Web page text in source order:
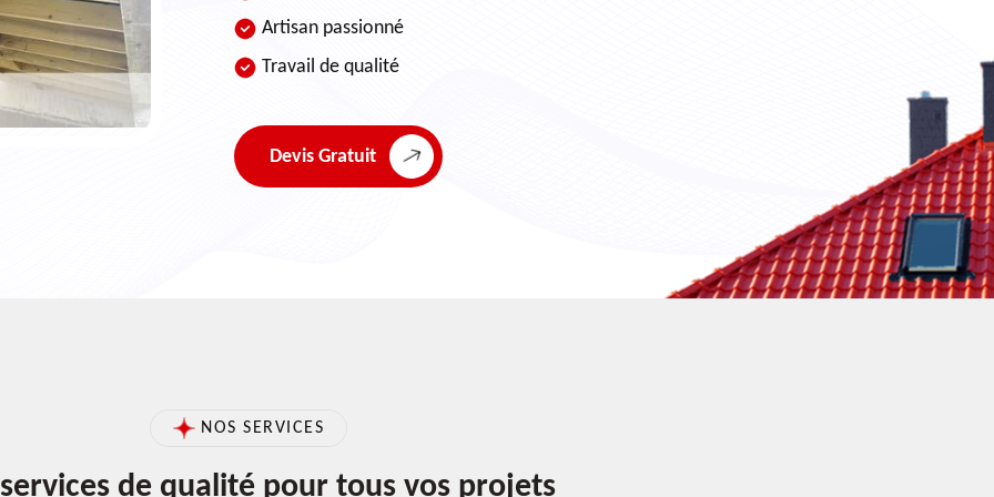
Artisan passionné
Travail de qualité
Devis Gratuit
NOS SERVICES
de qualité pour tous vos projets